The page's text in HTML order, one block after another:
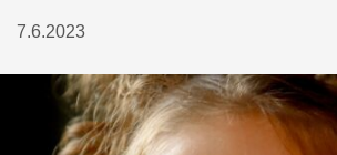
7.6.2023